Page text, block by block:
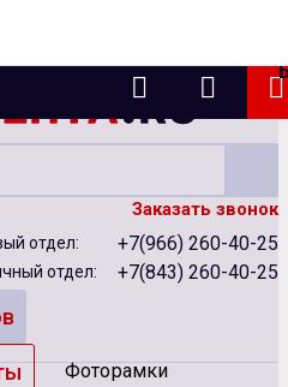
Заказать звонок
отдел: +7(966) 260-40-25
отдел: +7(843) 260-40-25
Фоторамки